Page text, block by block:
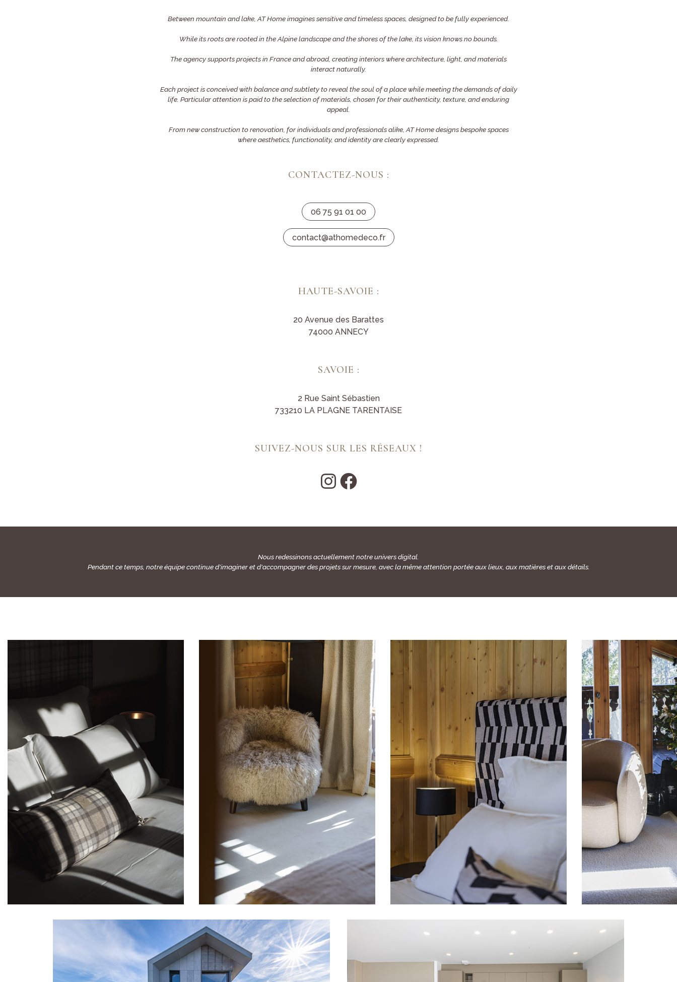
Between mountain and lake, AT Home imagines sensitive and timeless spaces, designed to be fully experienced.
While its roots are rooted in the Alpine landscape and the shores of the lake, its vision knows no bounds.
The agency supports projects in France and abroad, creating interiors where architecture, light, and materials
interact naturally.
Each project is conceived with balance and subtlety to reveal the soul of a place while meeting the demands of daily
life. Particular attention is paid to the selection of materials, chosen for their authenticity, texture, and enduring
appeal.
From new construction to renovation, for individuals and professionals alike, AT Home designs bespoke spaces
where aesthetics, functionality, and identity are clearly expressed.
CONTACTEZ-NOUS :
06 75 91 01 00
contact@athomedeco.fr
HAUTE-SAVOIE :
20 Avenue des Barattes
74000 ANNECY
SAVOIE :
2 Rue Saint Sébastien
733210 LA PLAGNE TARENTAISE
SUIVEZ-NOUS SUR LES RÉSEAUX !
Nous redessinons actuellement notre univers digital.
Pendant ce temps, notre équipe continue d'imaginer et d'accompagner des projets sur mesure, avec la même attention portée aux lieux, aux matières et aux détails.